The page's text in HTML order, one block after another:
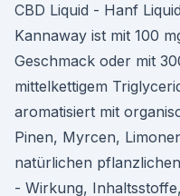
CBD Liquid - Hanf
Kannaway ist mit 100
Geschmack oder mit
mittelkettigem
aromatisiert mit
Pinen, Myrcen,
natürlichen
- Wirkung,